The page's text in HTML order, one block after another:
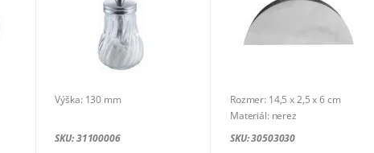
Výška: 130 mm
SKU: 31100006
Rozmer: 14,5 x 2,5 x 6 cm
Materiál: nerez
SKU: 30503030